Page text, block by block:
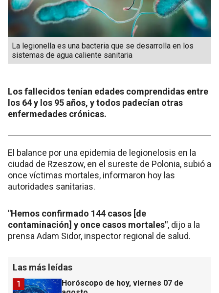
La legionella es una bacteria que se desarrolla en los
sistemas de agua caliente sanitaria
Los fallecidos tenían edades comprendidas entre
los 64 y los 95 años, y todos padecían otras
enfermedades crónicas.
El balance por una epidemia de legionelosis en la
ciudad de Rzeszow, en el sureste de Polonia, subió a
once víctimas mortales, informaron hoy las
autoridades sanitarias.
"Hemos confirmado 144 casos [de
contaminación] y once casos mortales", dijo a la
prensa Adam Sidor, inspector regional de salud.
Las más leídas
Horóscopo de hoy, viernes 07 de
1